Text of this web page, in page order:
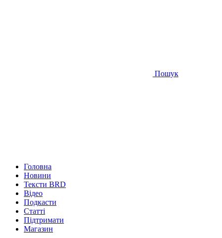
Пошук
Головна
Новини
Тексти BRD
Відео
Подкасти
Статті
Підтримати
Магазин